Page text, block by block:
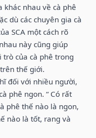
khác nhau về cà phê
dù các chuyên gia cà
SCA một cách rõ
này cũng giúp
của cà phê trong
thế giới.
đối với nhiều người,
phê ngon. “ Có rất
phê thế nào là ngon,
nào là tốt, rang và